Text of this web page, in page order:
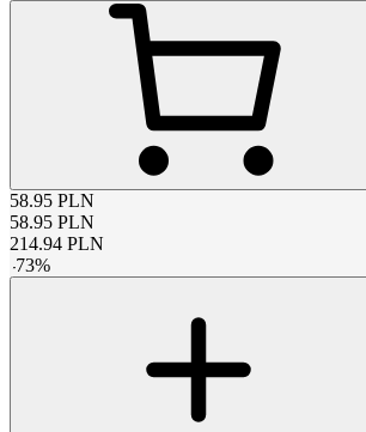
58.95 PLN
58.95 PLN
214.94 PLN
-73%